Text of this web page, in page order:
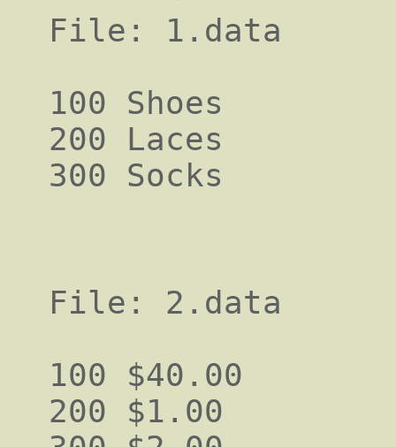
File: 1.data
100 Shoes
200 Laces
File: 2.data
100 $40.00
200 $1.00